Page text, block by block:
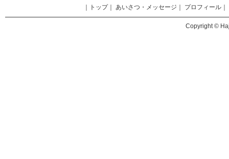
トップ｜ あいさつ・メッセージ プロフィール
Copyright ©